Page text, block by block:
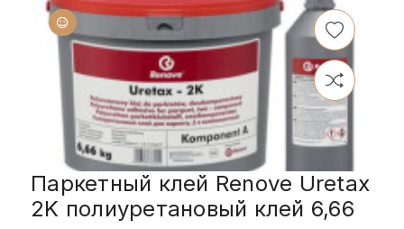
Паркетный клей Renove Uretax
2K полиуретановый клей 6,66